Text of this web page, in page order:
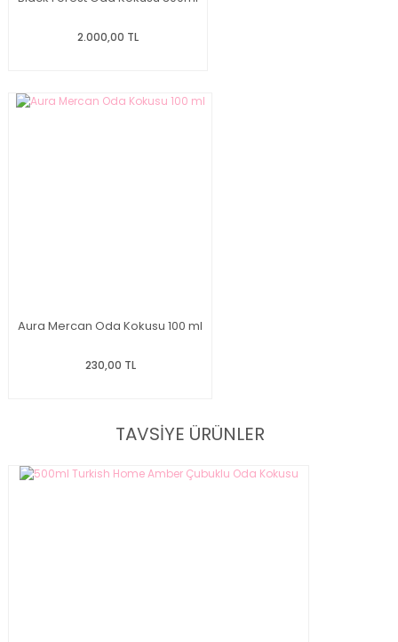
2.000,00 TL
Aura Mercan Oda Kokusu 100 ml
230,00 TL
TAVSİYE ÜRÜNLER